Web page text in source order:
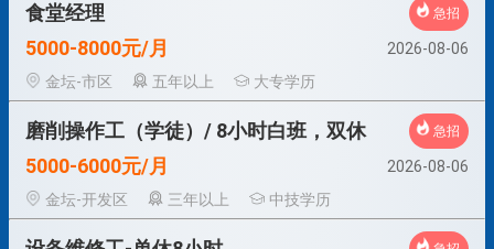
食堂经理 急招
5000-8000元/月
2026-08-06
金坛-市区
五年以上 大专学历
磨削操作工（学徒）/ 8小时白班，双休 急招
5000-6000元/月
2026-08-06
金坛-开发区
三年以上 中技学历